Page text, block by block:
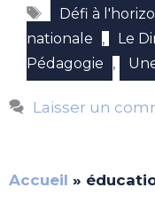
Étiquettes
Défi à
nationale
,
Le
Pédagogie
,
Laisser un
Accueil »